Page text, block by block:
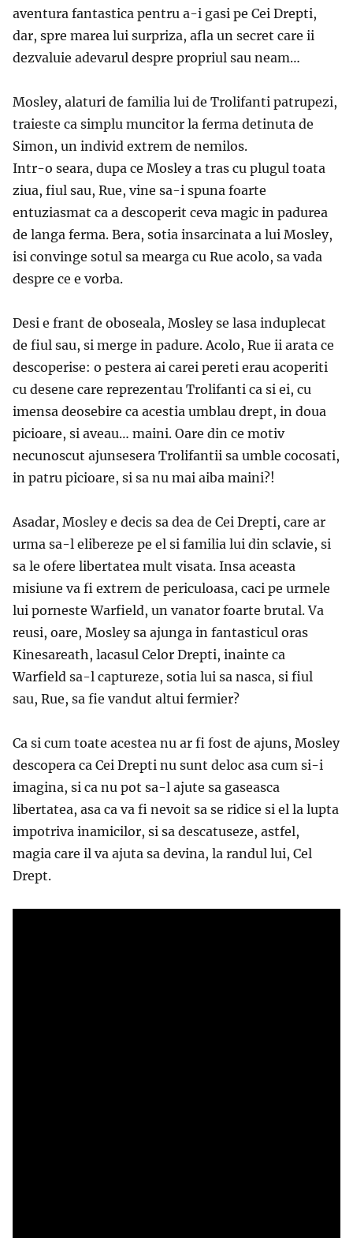
aventura fantastica pentru a-i gasi pe Cei Drepti,
dar, spre marea lui surpriza, afla un secret care ii
dezvaluie adevarul despre propriul sau neam…
Mosley, alaturi de familia lui de Trolifanti patrupezi,
traieste ca simplu muncitor la ferma detinuta de
Simon, un individ extrem de nemilos.
Intr-o seara, dupa ce Mosley a tras cu plugul toata
ziua, fiul sau, Rue, vine sa-i spuna foarte
entuziasmat ca a descoperit ceva magic in padurea
de langa ferma. Bera, sotia insarcinata a lui Mosley,
isi convinge sotul sa mearga cu Rue acolo, sa vada
despre ce e vorba.
Desi e frant de oboseala, Mosley se lasa induplecat
de fiul sau, si merge in padure. Acolo, Rue ii arata ce
descoperise: o pestera ai carei pereti erau acoperiti
cu desene care reprezentau Trolifanti ca si ei, cu
imensa deosebire ca acestia umblau drept, in doua
picioare, si aveau… maini. Oare din ce motiv
necunoscut ajunsesera Trolifantii sa umble cocosati,
in patru picioare, si sa nu mai aiba maini?!
Asadar, Mosley e decis sa dea de Cei Drepti, care ar
urma sa-l elibereze pe el si familia lui din sclavie, si
sa le ofere libertatea mult visata. Insa aceasta
misiune va fi extrem de periculoasa, caci pe urmele
lui porneste Warfield, un vanator foarte brutal. Va
reusi, oare, Mosley sa ajunga in fantasticul oras
Kinesareath, lacasul Celor Drepti, inainte ca
Warfield sa-l captureze, sotia lui sa nasca, si fiul
sau, Rue, sa fie vandut altui fermier?
Ca si cum toate acestea nu ar fi fost de ajuns, Mosley
descopera ca Cei Drepti nu sunt deloc asa cum si-i
imagina, si ca nu pot sa-l ajute sa gaseasca
libertatea, asa ca va fi nevoit sa se ridice si el la lupta
impotriva inamicilor, si sa descatuseze, astfel,
magia care il va ajuta sa devina, la randul lui, Cel
Drept.